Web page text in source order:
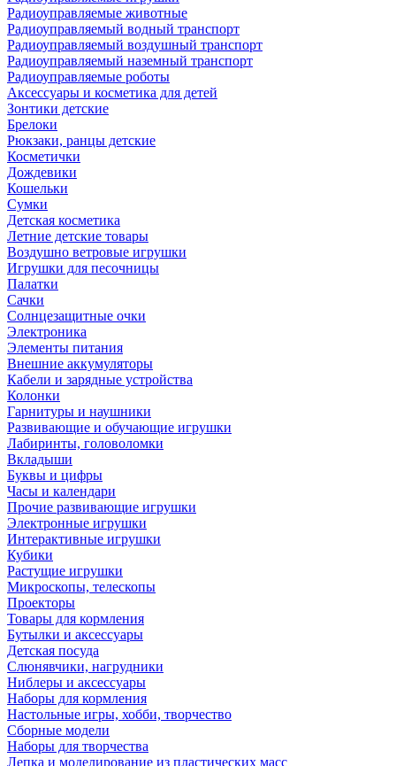
Радиоуправляемые животные
Радиоуправляемый водный транспорт
Радиоуправляемый воздушный транспорт
Радиоуправляемый наземный транспорт
Радиоуправляемые роботы
Аксессуары и косметика для детей
Зонтики детские
Брелоки
Рюкзаки, ранцы детские
Косметички
Дождевики
Кошельки
Сумки
Детская косметика
Летние детские товары
Воздушно ветровые игрушки
Игрушки для песочницы
Палатки
Сачки
Солнцезащитные очки
Электроника
Элементы питания
Внешние аккумуляторы
Кабели и зарядные устройства
Колонки
Гарнитуры и наушники
Развивающие и обучающие игрушки
Лабиринты, головоломки
Вкладыши
Буквы и цифры
Часы и календари
Прочие развивающие игрушки
Электронные игрушки
Интерактивные игрушки
Кубики
Растущие игрушки
Микроскопы, телескопы
Проекторы
Товары для кормления
Бутылки и аксессуары
Детская посуда
Слюнявчики, нагрудники
Ниблеры и аксессуары
Наборы для кормления
Настольные игры, хобби, творчество
Сборные модели
Наборы для творчества
Лепка и моделирование из пластических масс